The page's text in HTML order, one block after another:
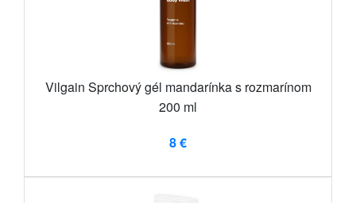
Vilgain Sprchový gél mandarínka s rozmarínom
200 ml
8 €